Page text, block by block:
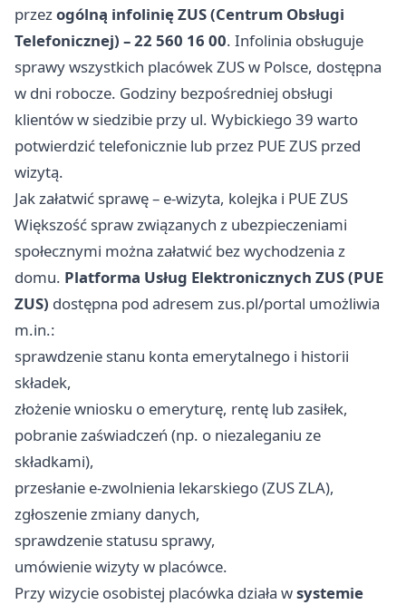
przezogólną infolinię ZUS (Centrum Obsługi
Telefonicznej) – 22 560 16 00. Infolinia obsługuje
sprawy wszystkich placówek ZUS w Polsce, dostępna
w dni robocze. Godziny bezpośredniej obsługi
klientów w siedzibie przy ul. Wybickiego 39 warto
potwierdzić telefonicznie lub przez PUE ZUS przed
wizytą.
Jak załatwić sprawę – e-wizyta, kolejka i PUE ZUS
Większość spraw związanych z ubezpieczeniami
społecznymi można załatwić bez wychodzenia z
domu. Platforma Usług Elektronicznych ZUS (PUE
ZUS) dostępna pod adresem zus.pl/portal umożliwia
m.in.:
sprawdzenie stanu konta emerytalnego i historii
składek,
złożenie wniosku o emeryturę, rentę lub zasiłek,
pobranie zaświadczeń (np. o niezaleganiu ze
składkami),
przesłanie e-zwolnienia lekarskiego (ZUS ZLA),
zgłoszenie zmiany danych,
sprawdzenie statusu sprawy,
umówienie wizyty w placówce.
Przy wizycie osobistej placówka działa wsystemie